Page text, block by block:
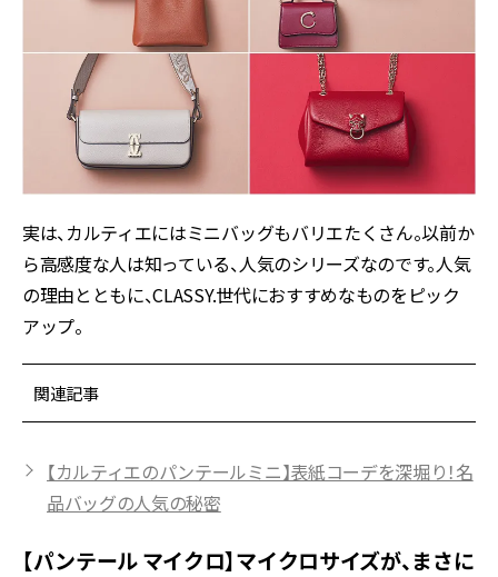
実は、カルティエにはミニバッグもバリエたくさん。以前か
ら高感度な人は知っている、人気のシリーズなのです。人気
の理由とともに、CLASSY.世代におすすめなものをピック
アップ。
関連記事
【カルティエのパンテールミニ】表紙コーデを深堀り！名
品バッグの人気の秘密
【パンテール マイクロ】マイクロサイズが、まさに